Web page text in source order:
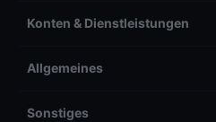
Konten & Dienstleistungen
Allgemeines
Sonstiges